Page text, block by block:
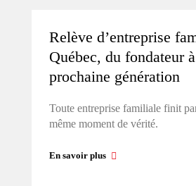
Relève d’entreprise
Québec, du fondateur
prochaine génération
Toute entreprise familiale finit
même moment de vérité.
En savoir plus